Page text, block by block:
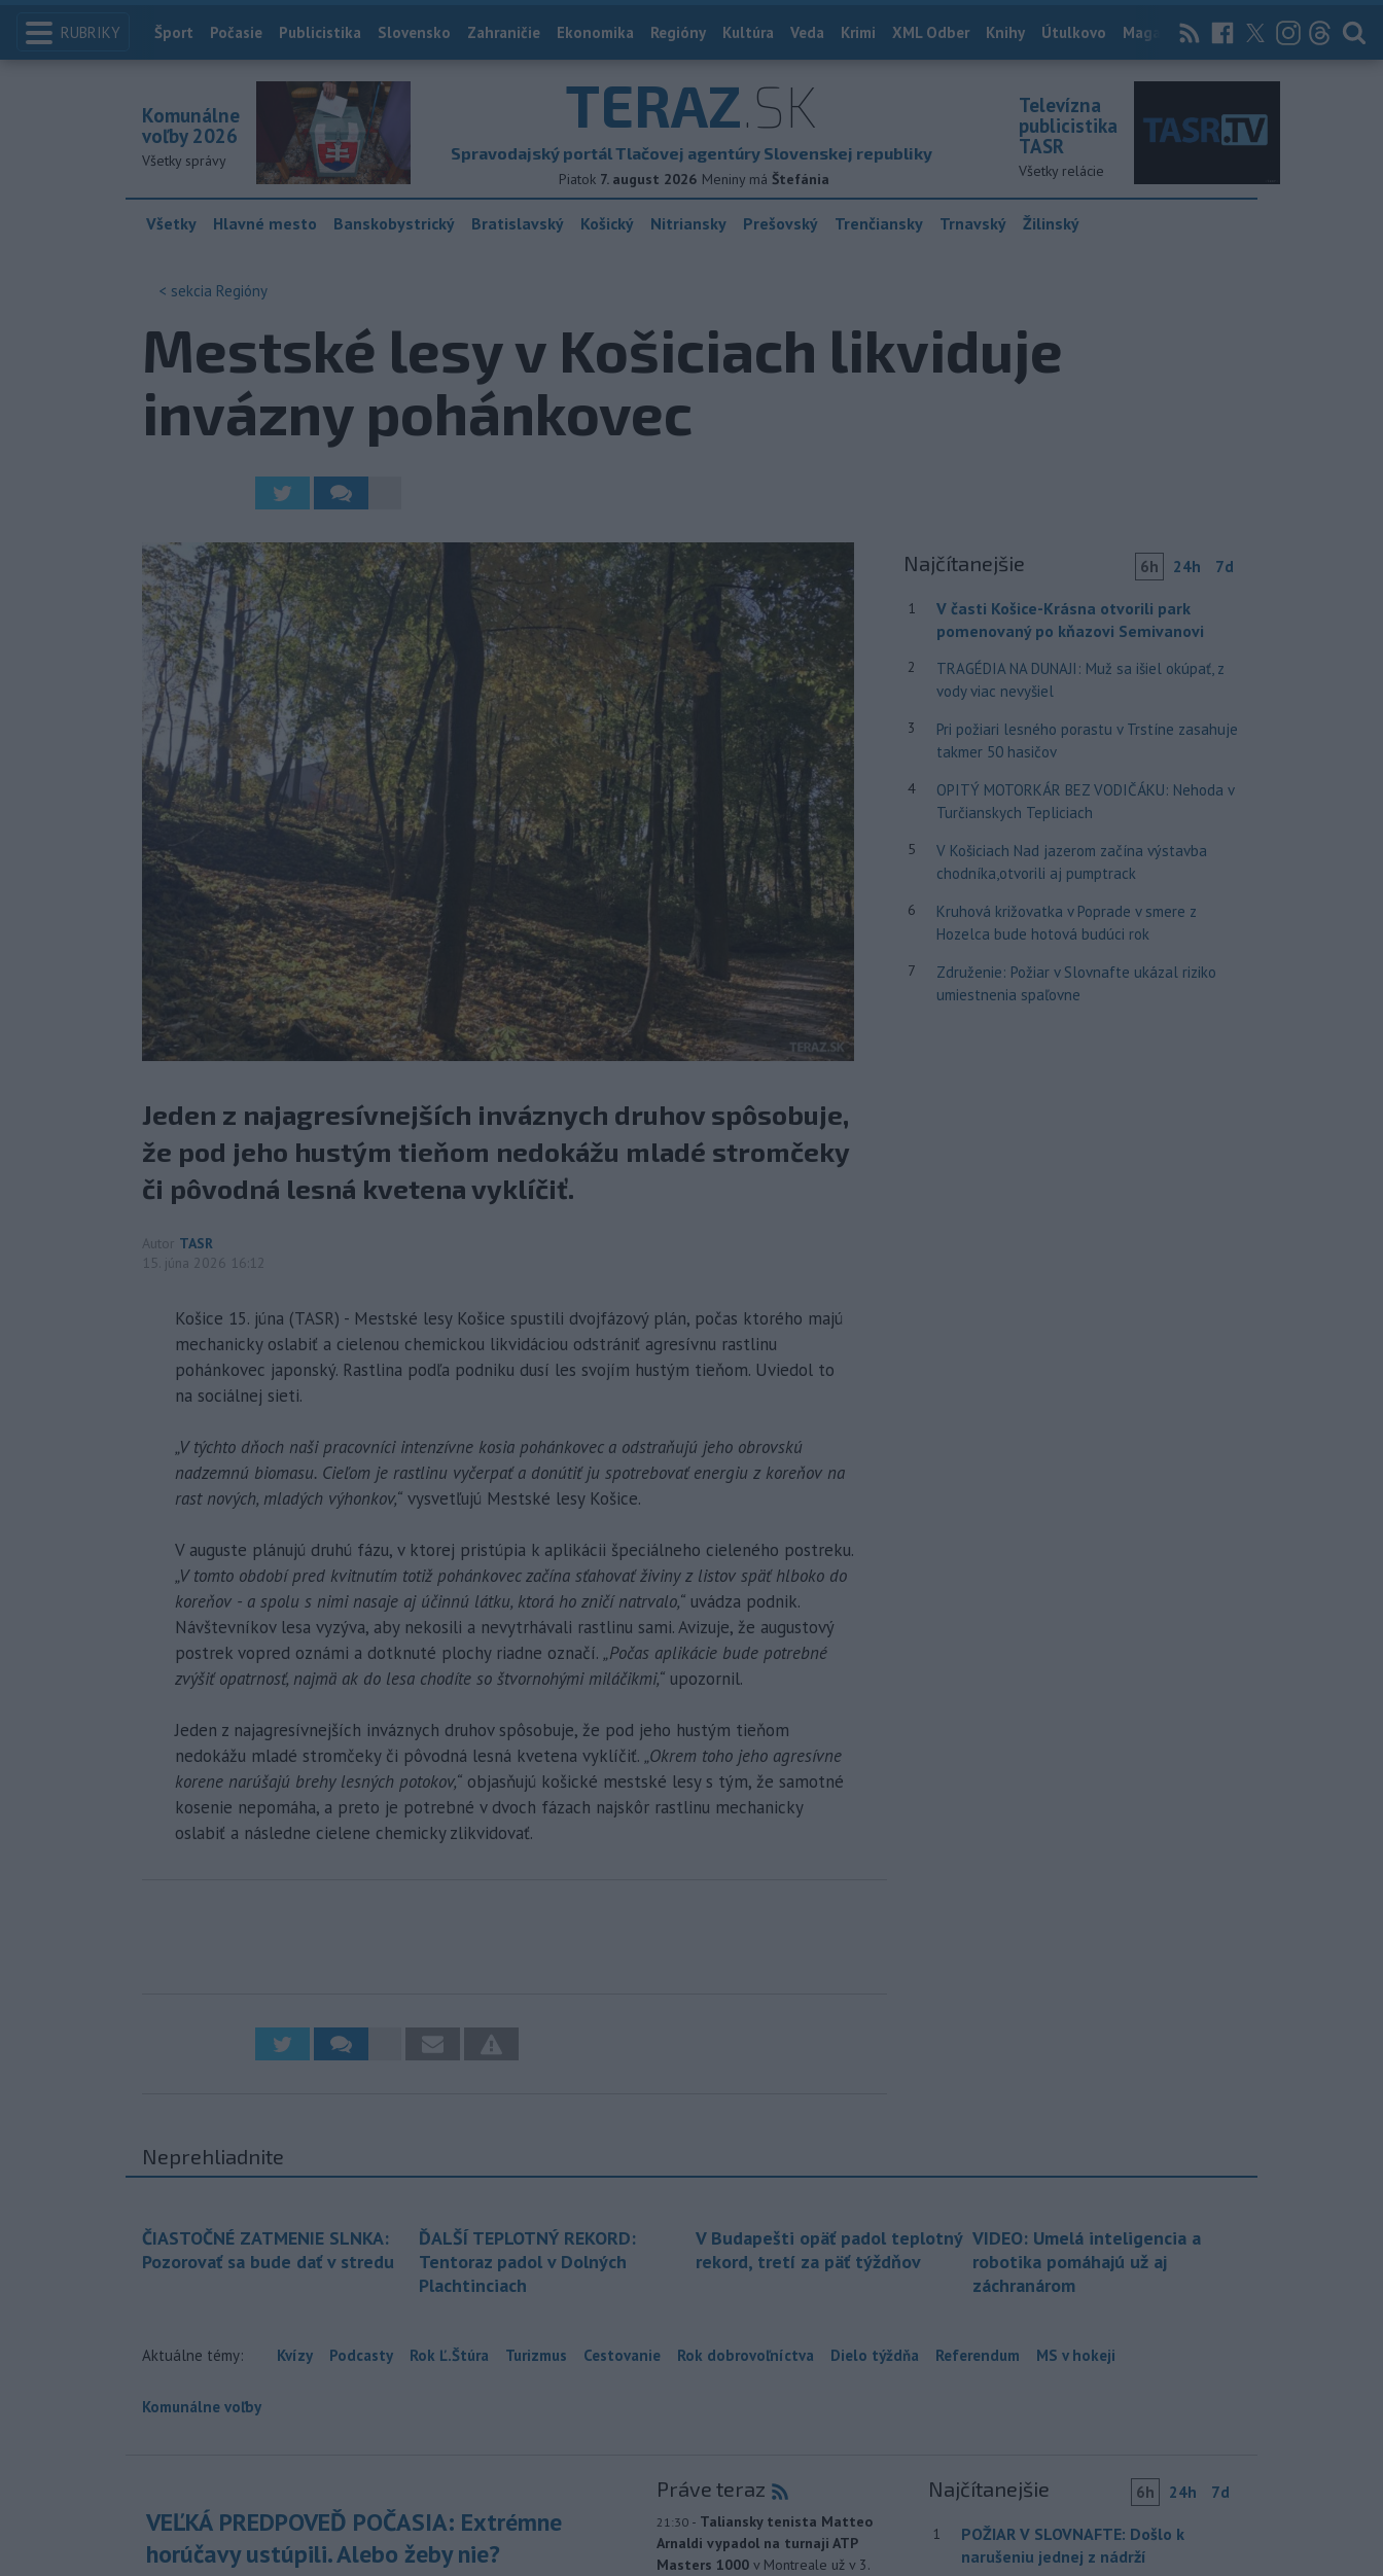
RUBRIKY Index
Šport Počasie Publicistika Slovensko Zahraničie Ekonomika Regióny Kultúra Veda Krimi XML Odber Knihy Útulkovo Magazín News Now Archív
TERAZ.SK
Spravodajský portál Tlačovej agentúry Slovenskej republiky
Piatok 7. august 2026 Meniny má Štefánia
Komunálne
voľby 2026
Všetky správy
Televízna
publicistika
TASR
Všetky relácie
Všetky Hlavné mesto Banskobystrický Bratislavský Košický Nitriansky Prešovský Trenčiansky Trnavský Žilinský
< sekcia Regióny
Mestské lesy v Košiciach likviduje
invázny pohánkovec
Jeden z najagresívnejších inváznych druhov spôsobuje,
že pod jeho hustým tieňom nedokážu mladé stromčeky
či pôvodná lesná kvetena vyklíčiť.
Autor TASR
15. júna 2026 16:12
Košice 15. júna (TASR) - Mestské lesy Košice spustili dvojfázový plán, počas ktorého majú
mechanicky oslabiť a cielenou chemickou likvidáciou odstrániť agresívnu rastlinu
pohánkovec japonský. Rastlina podľa podniku dusí les svojím hustým tieňom. Uviedol to
na sociálnej sieti.
„V týchto dňoch naši pracovníci intenzívne kosia pohánkovec a odstraňujú jeho obrovskú
nadzemnú biomasu. Cieľom je rastlinu vyčerpať a donútiť ju spotrebovať energiu z koreňov na
rast nových, mladých výhonkov,“ vysvetľujú Mestské lesy Košice.
V auguste plánujú druhú fázu, v ktorej pristúpia k aplikácii špeciálneho cieleného postreku.
„V tomto období pred kvitnutím totiž pohánkovec začína sťahovať živiny z listov späť hlboko do
koreňov - a spolu s nimi nasaje aj účinnú látku, ktorá ho zničí natrvalo,“ uvádza podnik.
Návštevníkov lesa vyzýva, aby nekosili a nevytrhávali rastlinu sami. Avizuje, že augustový
postrek vopred oznámi a dotknuté plochy riadne označí. „Počas aplikácie bude potrebné
zvýšiť opatrnosť, najmä ak do lesa chodíte so štvornohými miláčikmi,“ upozornil.
Jeden z najagresívnejších inváznych druhov spôsobuje, že pod jeho hustým tieňom
nedokážu mladé stromčeky či pôvodná lesná kvetena vyklíčiť. „Okrem toho jeho agresívne
korene narúšajú brehy lesných potokov,“ objasňujú košické mestské lesy s tým, že samotné
kosenie nepomáha, a preto je potrebné v dvoch fázach najskôr rastlinu mechanicky
oslabiť a následne cielene chemicky zlikvidovať.
Najčítanejšie 6h 24h 7d
1
V časti Košice-Krásna otvorili park
pomenovaný po kňazovi Semivanovi
2
TRAGÉDIA NA DUNAJI: Muž sa išiel okúpať, z
vody viac nevyšiel
3
Pri požiari lesného porastu v Trstíne zasahuje
takmer 50 hasičov
4
OPITÝ MOTORKÁR BEZ VODIČÁKU: Nehoda v
Turčianskych Tepliciach
5
V Košiciach Nad jazerom začína výstavba
chodníka,otvorili aj pumptrack
6
Kruhová križovatka v Poprade v smere z
Hozelca bude hotová budúci rok
7
Združenie: Požiar v Slovnafte ukázal riziko
umiestnenia spaľovne
Neprehliadnite
ČIASTOČNÉ ZATMENIE SLNKA:
Pozorovať sa bude dať v stredu
ĎALŠÍ TEPLOTNÝ REKORD:
Tentoraz padol v Dolných
Plachtinciach
V Budapešti opäť padol teplotný
rekord, tretí za päť týždňov
VIDEO: Umelá inteligencia a
robotika pomáhajú už aj
záchranárom
Aktuálne témy: Kvízy Podcasty Rok Ľ.Štúra Turizmus Cestovanie Rok dobrovoľníctva Dielo týždňa Referendum MS v hokeji
Komunálne voľby
VEĽKÁ PREDPOVEĎ POČASIA: Extrémne
horúčavy ustúpili. Alebo žeby nie?
Práve teraz
21:30 - Taliansky tenista Matteo
Arnaldi vypadol na turnaji ATP
Masters 1000 v Montreale už v 3.
Najčítanejšie 6h 24h 7d
1
POŽIAR V SLOVNAFTE: Došlo k
narušeniu jednej z nádrží